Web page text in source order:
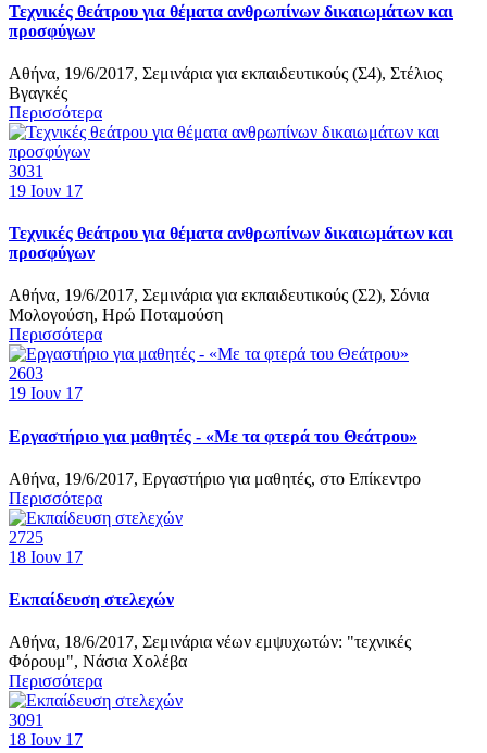
Τεχνικές θεάτρου για θέματα ανθρωπίνων δικαιωμάτων και
προσφύγων
Αθήνα, 19/6/2017, Σεμινάρια για εκπαιδευτικούς (Σ4), Στέλιος
Βγαγκές
Περισσότερα
3031
19 Ιουν 17
Τεχνικές θεάτρου για θέματα ανθρωπίνων δικαιωμάτων και
προσφύγων
Αθήνα, 19/6/2017, Σεμινάρια για εκπαιδευτικούς (Σ2), Σόνια
Μολογούση, Ηρώ Ποταμούση
Περισσότερα
2603
19 Ιουν 17
Εργαστήριο για μαθητές - «Με τα φτερά του Θεάτρου»
Αθήνα, 19/6/2017, Εργαστήριο για μαθητές, στο Επίκεντρο
Περισσότερα
2725
18 Ιουν 17
Εκπαίδευση στελεχών
Αθήνα, 18/6/2017, Σεμινάρια νέων εμψυχωτών: "τεχνικές
Φόρουμ", Νάσια Χολέβα
Περισσότερα
3091
18 Ιουν 17